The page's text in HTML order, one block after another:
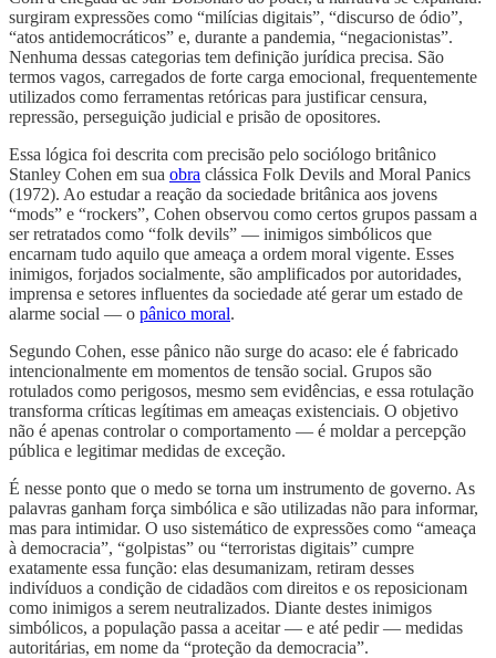
surgiram expressões como “milícias digitais”, “discurso de ódio”,
“atos antidemocráticos” e, durante a pandemia, “negacionistas”.
Nenhuma dessas categorias tem definição jurídica precisa. São
termos vagos, carregados de forte carga emocional, frequentemente
utilizados como ferramentas retóricas para justificar censura,
repressão, perseguição judicial e prisão de opositores.
Essa lógica foi descrita com precisão pelo sociólogo britânico
Stanley Cohen em sua obra clássica Folk Devils and Moral Panics
(1972). Ao estudar a reação da sociedade britânica aos jovens
“mods” e “rockers”, Cohen observou como certos grupos passam a
ser retratados como “folk devils” — inimigos simbólicos que
encarnam tudo aquilo que ameaça a ordem moral vigente. Esses
inimigos, forjados socialmente, são amplificados por autoridades,
imprensa e setores influentes da sociedade até gerar um estado de
alarme social — o pânico moral.
Segundo Cohen, esse pânico não surge do acaso: ele é fabricado
intencionalmente em momentos de tensão social. Grupos são
rotulados como perigosos, mesmo sem evidências, e essa rotulação
transforma críticas legítimas em ameaças existenciais. O objetivo
não é apenas controlar o comportamento — é moldar a percepção
pública e legitimar medidas de exceção.
É nesse ponto que o medo se torna um instrumento de governo. As
palavras ganham força simbólica e são utilizadas não para informar,
mas para intimidar. O uso sistemático de expressões como “ameaça
à democracia”, “golpistas” ou “terroristas digitais” cumpre
exatamente essa função: elas desumanizam, retiram desses
indivíduos a condição de cidadãos com direitos e os reposicionam
como inimigos a serem neutralizados. Diante destes inimigos
simbólicos, a população passa a aceitar — e até pedir — medidas
autoritárias, em nome da “proteção da democracia”.